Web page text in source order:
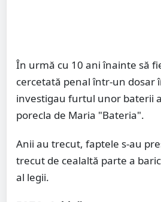
În urmă cu 10 ani înainte să
cercetată penal într-un dosar
investigau furtul unor baterii
porecla de Maria "Bateria".
Anii au trecut, faptele s-au
trecut de cealaltă parte a
al legii.